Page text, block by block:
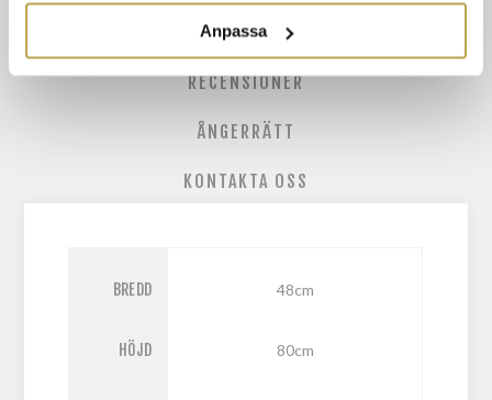
Anpassa
EGENSKAPER
RECENSIONER
ÅNGERRÄTT
KONTAKTA OSS
BREDD 48cm
HÖJD 80cm